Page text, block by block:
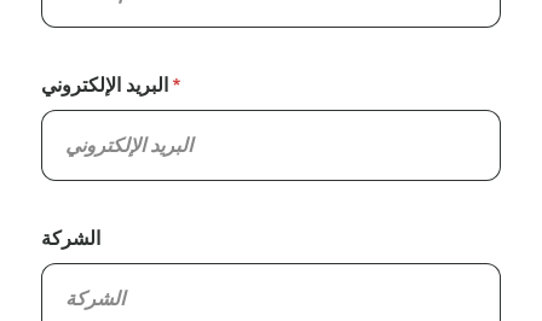
البريد الإلكتروني
الشركة